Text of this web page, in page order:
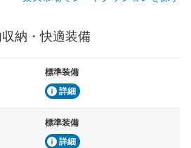
納・快適装備
標準装備
詳細
標準装備
詳細